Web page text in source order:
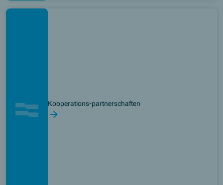
Kooperations-partnerschaften